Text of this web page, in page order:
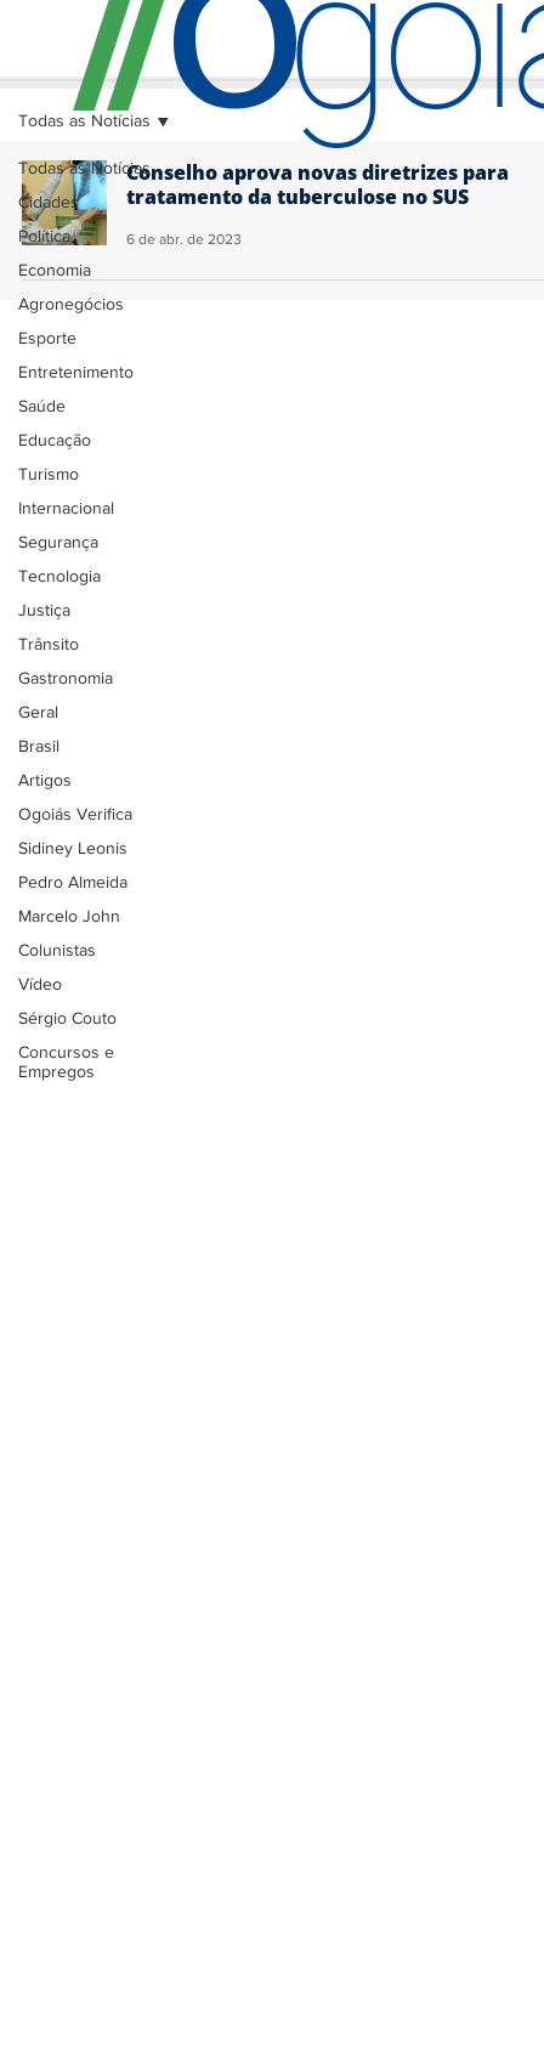
Todas as Notícias
Cidades
Política
Economia
Agronegócios
Esporte
Entretenimento
Saúde
Educação
Turismo
Internacional
Segurança
Tecnologia
Justiça
Trânsito
Gastronomia
Geral
Brasil
Artigos
Ogoiás Verifica
Sidiney Leonis
Pedro Almeida
Marcelo John
Colunistas
Vídeo
Sérgio Couto
Concursos e
Empregos
Todas as Notícias
Conselho aprova novas diretrizes para
tratamento da tuberculose no SUS
6 de abr. de 2023